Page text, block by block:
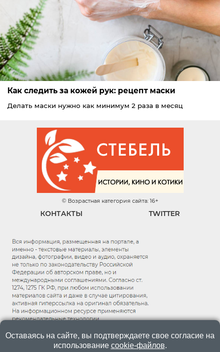
Как следить за кожей рук: рецепт маски
Делать маски нужно как минимум 2 раза в месяц
© Возрастная категория сайта: 16+
КОНТАКТЫ TWITTER
Оставаясь на сайте, вы подтверждаете свое согласие на
использование cookie-файлов.